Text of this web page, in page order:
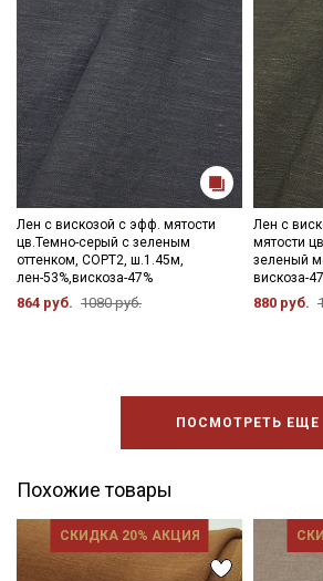
Лен с вискозой с эфф. мятости
цв.Темно-серый с зеленым
оттенком, СОРТ2, ш.1.45м,
лен-53%,вискоза-47%
864 руб. 1080 руб.
Лен с
мятости
зеленый
вискоза-
880 руб.
ПОСМОТРЕТЬ ЕЩЕ
Похожие товары
СКИДКА 20% АКЦИЯ